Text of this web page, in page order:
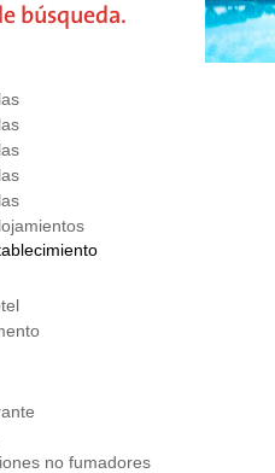
búsqueda.
no fumadores